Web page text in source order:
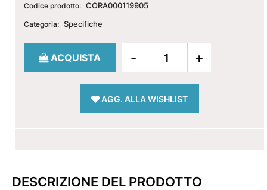
Codice prodotto: CORA000119905
Categoria: Specifiche
Quantità
ACQUISTA
AGG. ALLA WISHLIST
DESCRIZIONE DEL PRODOTTO